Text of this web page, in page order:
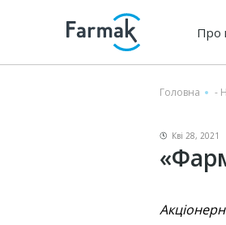
Про
Головна -
Кві 28, 2021